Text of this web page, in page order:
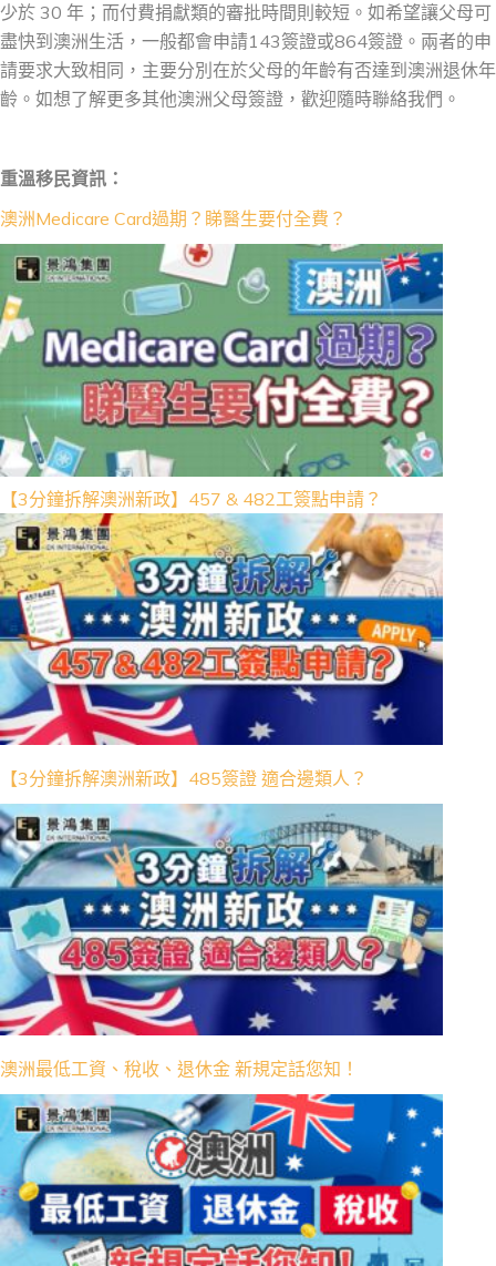
少於 30 年；而付費捐獻類的審批時間則較短。如希望讓父母可
盡快到澳洲生活，一般都會申請143簽證或864簽證。兩者的申
請要求大致相同，主要分別在於父母的年齡有否達到澳洲退休年
齡。如想了解更多其他澳洲父母簽證，歡迎隨時聯絡我們。
重溫移民資訊：
澳洲Medicare Card過期？睇醫生要付全費？
【3分鐘拆解澳洲新政】457 & 482工簽點申請？
【3分鐘拆解澳洲新政】485簽證 適合邊類人？
澳洲最低工資、稅收、退休金 新規定話您知！